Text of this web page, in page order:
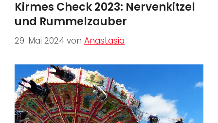
Kirmes Check 2023: Nervenkitzel
und Rummelzauber
29. Mai 2024 von Anastasia